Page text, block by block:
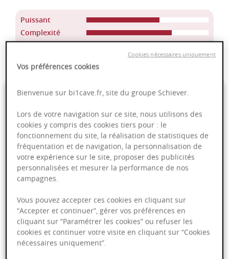
Puissant
Complexité
Epicé
32,00 €
75cl- soit42,67 €/ L
Ajouter au panier
Livraison offerte dans nos points de vente
Emballage anti-casse
Paiement sécurisé
Vos préférences cookies
Bienvenue sur bi1cave.fr, site du groupe Schiever.
Lors de votre navigation sur ce site, nous utilisons des
cookies y compris des cookies tiers pour : le
fonctionnement du site, la réalisation de statistiques de
fréquentation et de navigation, la personnalisation de
votre expérience sur le site, proposer des publicités
personnalisées et mesurer la performance de nos
campagnes.
Vous pouvez accepter ces cookies en cliquant sur
“Accepter et continuer”, gérer vos préférences en
cliquant sur “Paramétrer les cookies” ou refuser les
cookies et continuer votre visite en cliquant sur “Cookies
nécessaires uniquement”.
Cookies nécessaires uniquement